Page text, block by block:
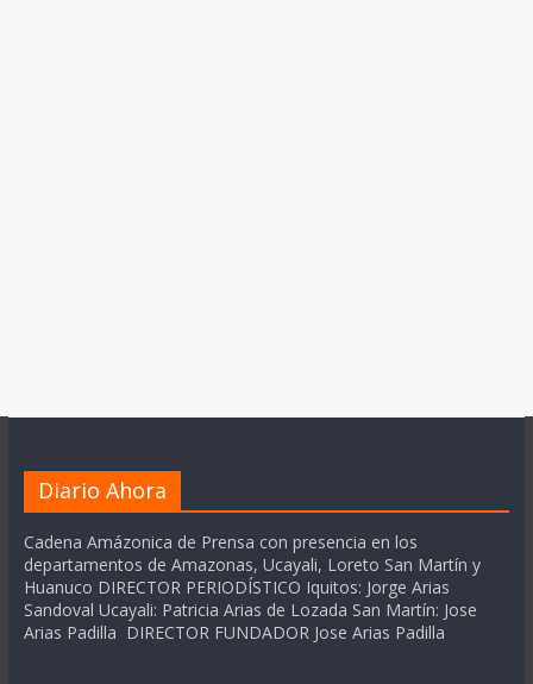
Diario Ahora
Cadena Amázonica de Prensa con presencia en los
departamentos de Amazonas, Ucayali, Loreto San Martín y
Huanuco DIRECTOR PERIODÍSTICO Iquitos: Jorge Arias
Sandoval Ucayali: Patricia Arias de Lozada San Martín: Jose
Arias Padilla DIRECTOR FUNDADOR Jose Arias Padilla